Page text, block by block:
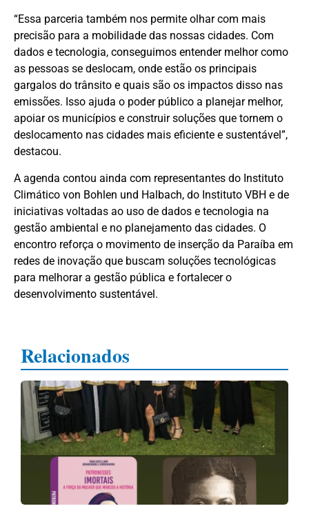
“Essa parceria também nos permite olhar com mais
precisão para a mobilidade das nossas cidades. Com
dados e tecnologia, conseguimos entender melhor como
as pessoas se deslocam, onde estão os principais
gargalos do trânsito e quais são os impactos disso nas
emissões. Isso ajuda o poder público a planejar melhor,
apoiar os municípios e construir soluções que tornem o
deslocamento nas cidades mais eficiente e sustentável”,
destacou.
A agenda contou ainda com representantes do Instituto
Climático von Bohlen und Halbach, do Instituto VBH e de
iniciativas voltadas ao uso de dados e tecnologia na
gestão ambiental e no planejamento das cidades. O
encontro reforça o movimento de inserção da Paraíba em
redes de inovação que buscam soluções tecnológicas
para melhorar a gestão pública e fortalecer o
desenvolvimento sustentável.
Relacionados